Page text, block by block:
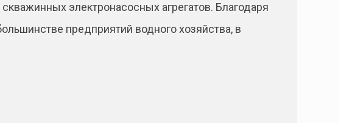
электронасосных агрегатов. Благодаря
предприятий водного хозяйства, в